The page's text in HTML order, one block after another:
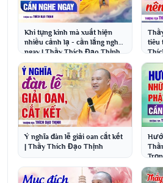
Khi tụng kinh mà xuất hiện
nhiều cảnh lạ - cần lắng nghe
ngay | Thầy Thích Đạo Thịnh
tiêu
Ý nghĩa đàn lễ giải oan cắt kết
| Thầy Thích Đạo Thịnh